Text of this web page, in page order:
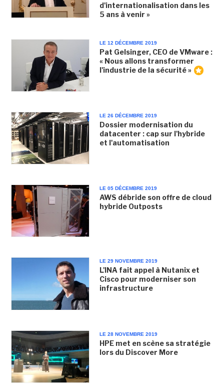
d'internationalisation dans les
5 ans à venir »
LE 12 DÉCEMBRE 2019
Pat Gelsinger, CEO de VMware :
« Nous allons transformer
l'industrie de la sécurité »
LE 26 DÉCEMBRE 2019
Dossier modernisation du
datacenter : cap sur l'hybride
et l'automatisation
LE 05 DÉCEMBRE 2019
AWS débride son offre de cloud
hybride Outposts
LE 29 NOVEMBRE 2019
L'INA fait appel à Nutanix et
Cisco pour moderniser son
infrastructure
LE 28 NOVEMBRE 2019
HPE met en scène sa stratégie
lors du Discover More